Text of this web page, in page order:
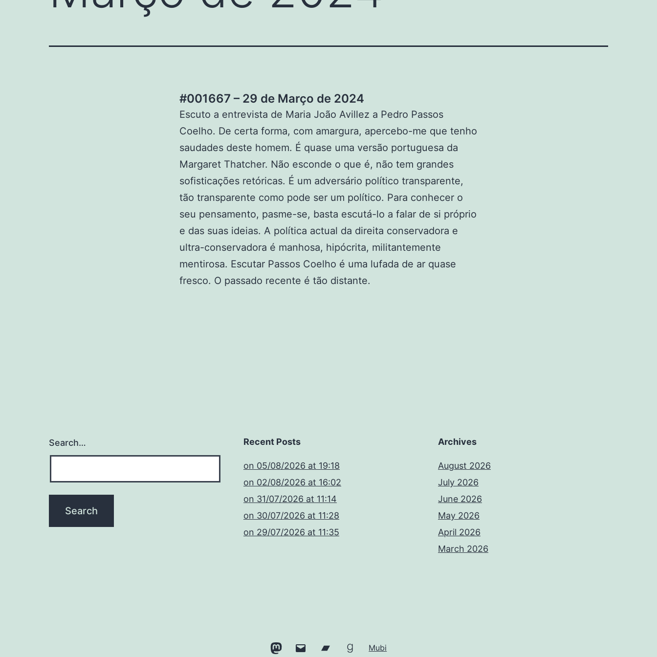
#001667 – 29 de Março de 2024
Escuto a entrevista de Maria João Avillez a Pedro Passos
Coelho. De certa forma, com amargura, apercebo-me que tenho
saudades deste homem. É quase uma versão portuguesa da
Margaret Thatcher. Não esconde o que é, não tem grandes
sofisticações retóricas. É um adversário político transparente,
tão transparente como pode ser um político. Para conhecer o
seu pensamento, pasme-se, basta escutá-lo a falar de si próprio
e das suas ideias. A política actual da direita conservadora e
ultra-conservadora é manhosa, hipócrita, militantemente
mentirosa. Escutar Passos Coelho é uma lufada de ar quase
fresco. O passado recente é tão distante.
Search… Recent Posts
​on 05/08/2026 at 19:18
​on 02/08/2026 at 16:02
​on 31/07/2026 at 11:14
​on 30/07/2026 at 11:28
​on 29/07/2026 at 11:35
Archives
August 2026
July 2026
June 2026
May 2026
April 2026
March 2026
MastodonEmail BandcampGoodreads
Mubi